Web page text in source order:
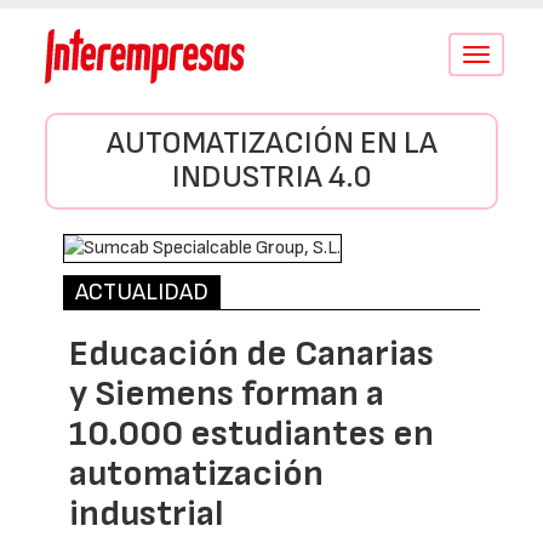
Conmutar
AUTOMATIZACIÓN EN LA
INDUSTRIA 4.0
ACTUALIDAD
Educación de Canarias
y Siemens forman a
10.000 estudiantes en
automatización
industrial